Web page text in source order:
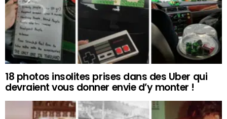
18 photos insolites prises dans des Uber qui
devraient vous donner envie d’y monter !